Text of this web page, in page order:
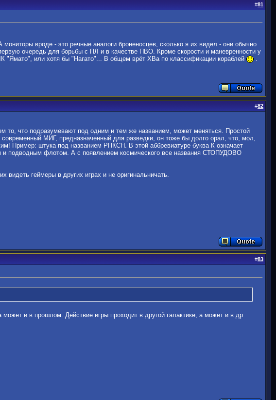
#81
вроде - это речные аналоги броненосцев, сколько я их видел - они обычно
очередь для борьбы с ПЛ и в качестве ПВО. Кроме скорости и маневренности у
"Ямато", или хотя бы "Нагато"... В общем врёт ХВа по классификации кораблей
.
#82
что подразумевают под одним и тем же названием, может меняться. Простой
МИГ, предназначенный для разведки, он тоже бы долго орал, что, мол,
Пример: штука под названием РПКСН. В этой аббревиатуре буква К означает
подводным флотом. А с появлением космического все названия СТОПУДОВО
видеть геймеры в других играх и не оригинальничать.
#83
и в прошлом. Действие игры проходит в другой галактике, а может и в др